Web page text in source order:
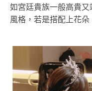
如宮廷貴族一般高貴
風格，若是搭配上花朵